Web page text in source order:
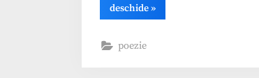
deschide“Ion
Minulescu,
»
poezie